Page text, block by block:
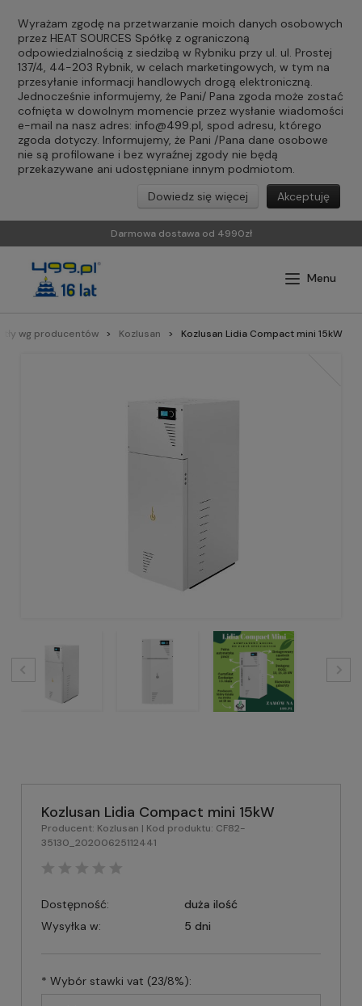
Wyrażam zgodę na przetwarzanie moich danych osobowych
przez HEAT SOURCES Spółkę z ograniczoną
odpowiedzialnością z siedzibą w Rybniku przy ul. ul. Prostej
137/4, 44-203 Rybnik, w celach marketingowych, w tym na
przesyłanie informacji handlowych drogą elektroniczną.
Jednocześnie informujemy, że Pani/ Pana zgoda może zostać
cofnięta w dowolnym momencie przez wysłanie wiadomości
e-mail na nasz adres: info@499.pl, spod adresu, którego
zgoda dotyczy. Informujemy, że Pani /Pana dane osobowe
nie są profilowane i bez wyraźnej zgody nie będą
przekazywane ani udostępniane innym podmiotom.
Akceptuję
Dowiedz się więcej
Darmowa dostawa od 4990zł
wg producentów Kozlusan Kozlusan Lidia Compact mini 15kW
Kozlusan Lidia Compact mini 15kW
Producent: Kozlusan | Kod produktu: CF82-
35130_20200625112441
Dostępność:
duża ilość
Wysyłka w:
5 dni
* Wybór stawki vat (23/8%):